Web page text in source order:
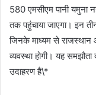
580 एमसीएम पानी यमुना
तक पहुंचाया जाएगा। इन
जिनके माध्यम से राजस्थान
व्यवस्था होगी। यह समझौता
उदाहरण है\*